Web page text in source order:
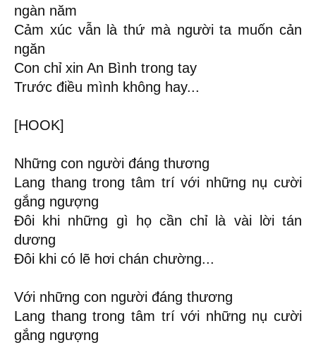
ngàn năm
Cảm xúc vẫn là thứ mà người ta muốn cản
ngăn
Con chỉ xin An Bình trong tay
Trước điều mình không hay...
[HOOK]
Những con người đáng thương
Lang thang trong tâm trí với những nụ cười
gắng ngượng
Đôi khi những gì họ cần chỉ là vài lời tán
dương
Đôi khi có lẽ hơi chán chường...
Với những con người đáng thương
Lang thang trong tâm trí với những nụ cười
gắng ngượng